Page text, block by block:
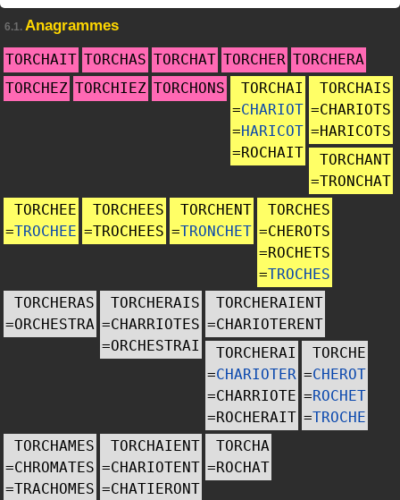
6.1. Anagrammes
TORCHAIT TORCHAS TORCHAT TORCHER TORCHERA
TORCHEZ TORCHIEZ TORCHONS
TORCHAI
=CHARIOT
=HARICOT
=ROCHAIT
TORCHAIS
=CHARIOTS
=HARICOTS
TORCHANT
=TRONCHAT
TORCHEE
=TROCHEE
TORCHEES
=TROCHEES
TORCHENT
=TRONCHET
TORCHES
=CHEROTS
=ROCHETS
=TROCHES
TORCHERAS
=ORCHESTRA
TORCHERAIS
=CHARRIOTES
=ORCHESTRAI
TORCHERAIENT
=CHARIOTERENT
TORCHERAI
=CHARIOTER
=CHARRIOTE
=ROCHERAIT
TORCHE
=CHEROT
=ROCHET
=TROCHE
TORCHAMES
=CHROMATES
=TRACHOMES
TORCHAIENT
=CHARIOTENT
=CHATIERONT
TORCHA
=ROCHAT